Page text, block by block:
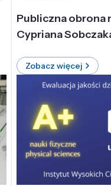
Publiczna obrona
Cypriana
Zobacz więcej